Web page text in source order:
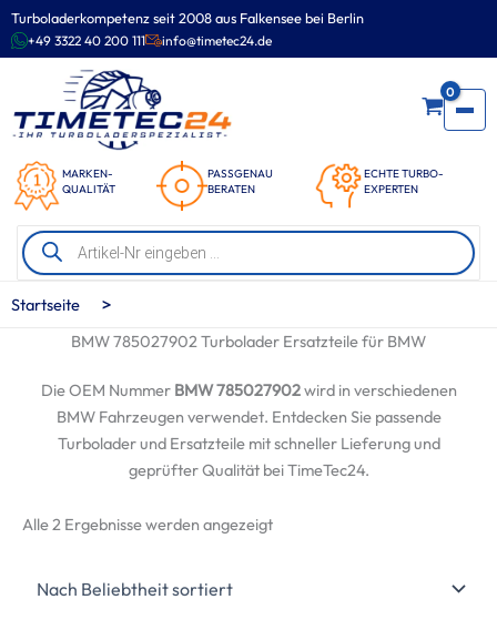
Turboladerkompetenz seit 2008 aus Falkensee bei Berlin
+49 3322 40 200 111 info@timetec24.de
MARKEN-
QUALITÄT
PASSGENAU
BERATEN
ECHTE TURBO-
EXPERTEN
0
Products
search
Zum
Inhalt
springen
Startseite >
BMW 785027902 Turbolader Ersatzteile für BMW
Die OEM Nummer BMW 785027902wird in verschiedenen
BMW Fahrzeugen verwendet. Entdecken Sie passende
Turbolader und Ersatzteile mit schneller Lieferung und
geprüfter Qualität bei TimeTec24.
Alle 2 Ergebnisse werden angezeigtNach